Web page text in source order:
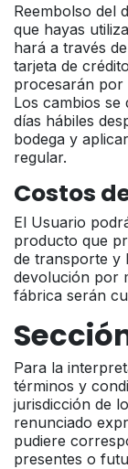
Reembolso del
que hayas
hará a través
tarjeta de
procesarán por
Los cambios se
días hábiles
bodega y
regular.
Costos
El Usuario
producto que
de transporte y
devolución por
fábrica serán
Para la
términos y
jurisdicción de
renunciado
pudiere
presentes o